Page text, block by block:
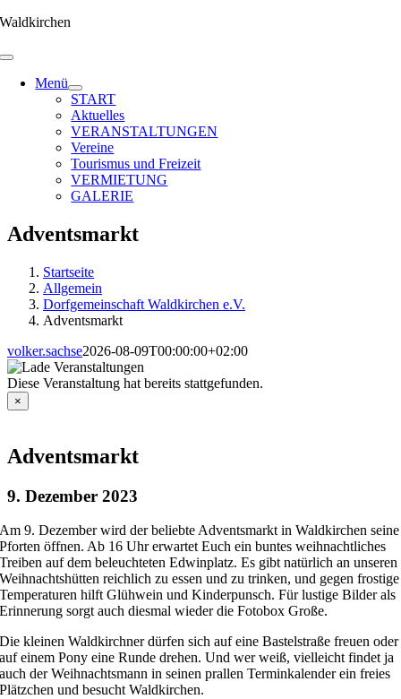
Zum
springen
Waldkirchen
Menü
START
Aktuelles
VERANSTALTUNGEN
Vereine
Tourismus und Freizeit
VERMIETUNG
GALERIE
Adventsmarkt
Startseite
Allgemein
Dorfgemeinschaft Waldkirchen e.V.
Adventsmarkt
volker.sachse2026-08-09T00:00:00+02:00
Diese Veranstaltung hat bereits stattgefunden.
×
Adventsmarkt
9. Dezember 2023
Am 9. Dezember wird der beliebte Adventsmarkt in Waldkirchen seine
Pforten öffnen. Ab 16 Uhr erwartet Euch ein buntes weihnachtliches
Treiben auf dem beleuchteten Edwinplatz. Es gibt natürlich an unseren
Weihnachtshütten reichlich zu essen und zu trinken, und gegen frostige
Temperaturen hilft Glühwein und Kinderpunsch. Für lustige Bilder als
Erinnerung sorgt auch diesmal wieder die Fotobox Große.
Die kleinen Waldkirchner dürfen sich auf eine Bastelstraße freuen oder
auf einem Pony eine Runde drehen. Und wer weiß, vielleicht findet ja
auch der Weihnachtsmann in seinen prallen Terminkalender ein freies
Plätzchen und besucht Waldkirchen.